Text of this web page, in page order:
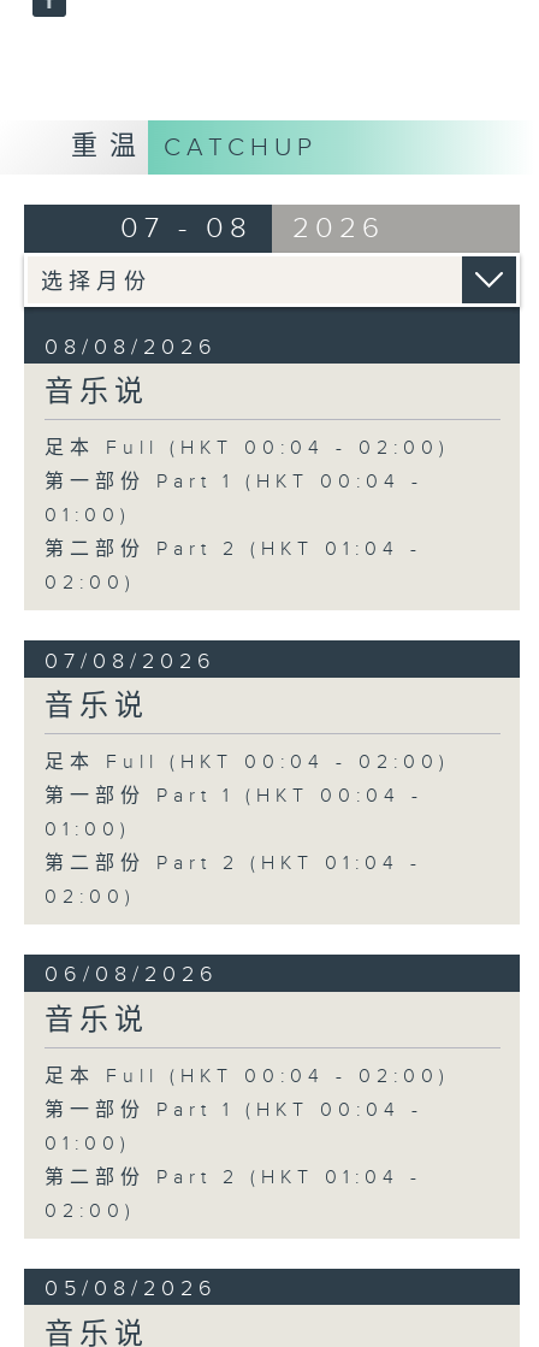
重温 CATCHUP
07 - 08 2026
08/08/2026
音乐说
足本 Full (HKT 00:04 - 02:00)
第一部份 Part 1 (HKT 00:04 -
01:00)
第二部份 Part 2 (HKT 01:04 -
02:00)
07/08/2026
音乐说
足本 Full (HKT 00:04 - 02:00)
第一部份 Part 1 (HKT 00:04 -
01:00)
第二部份 Part 2 (HKT 01:04 -
02:00)
06/08/2026
音乐说
足本 Full (HKT 00:04 - 02:00)
第一部份 Part 1 (HKT 00:04 -
01:00)
第二部份 Part 2 (HKT 01:04 -
02:00)
05/08/2026
音乐说